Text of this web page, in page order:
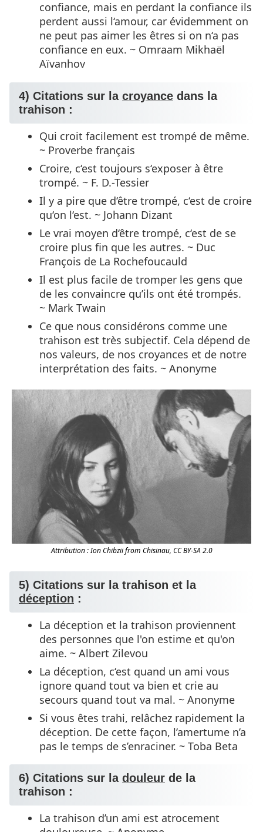
confiance, mais en perdant la confiance ils
perdent aussi l‘amour, car évidemment on
ne peut pas aimer les êtres si on n‘a pas
confiance en eux. ~ Omraam Mikhaël
Aïvanhov
4) Citations sur la croyance dans la
trahison :
Qui croit facilement est trompé de même.
~ Proverbe français
Croire, c‘est toujours s‘exposer à être
trompé. ~ F. D.-Tessier
Il y a pire que d‘être trompé, c‘est de croire
qu‘on l‘est. ~ Johann Dizant
Le vrai moyen d‘être trompé, c‘est de se
croire plus fin que les autres. ~ Duc
François de La Rochefoucauld
Il est plus facile de tromper les gens que
de les convaincre qu’ils ont été trompés.
~ Mark Twain
Ce que nous considérons comme une
trahison est très subjectif. Cela dépend de
nos valeurs, de nos croyances et de notre
interprétation des faits. ~ Anonyme
Attribution : Ion Chibzii from Chisinau, CC BY-SA 2.0
5) Citations sur la trahison et la
déception :
La déception et la trahison proviennent
des personnes que l'on estime et qu'on
aime. ~ Albert Zilevou
La déception, c‘est quand un ami vous
ignore quand tout va bien et crie au
secours quand tout va mal. ~ Anonyme
Si vous êtes trahi, relâchez rapidement la
déception. De cette façon, l’amertume n’a
pas le temps de s’enraciner. ~ Toba Beta
6) Citations sur la douleur de la
trahison :
La trahison d’un ami est atrocement